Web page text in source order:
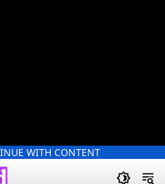
WITH CONTENT